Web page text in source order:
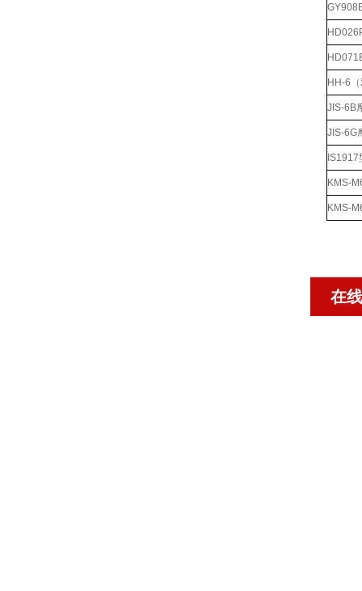
HH-6
JIS-6B
JIS-6G
KMS-
KMS-
在